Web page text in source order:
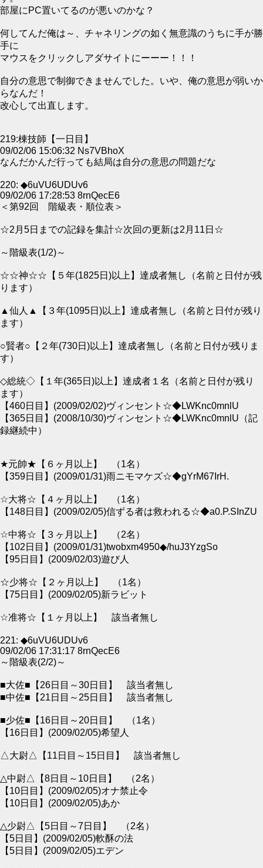
部屋にPC置いてるのが悪いのかな？
何してんだ俺は～、チャネリングの如く無意識のうちに手が勝
手に
マウスをクリックしアダサイトにーーー！！！
自分の意思で制御できませんでした。いや、俺の意思が弱いか
らなんだ！
改心して出直します。
219:棟技師【一日目】
09/02/06 15:06:32 Ns7VBhoX
なんだかんだ行っても結局は自分の意思の問題だな
220: ◆6uVU6UDUv6
09/02/06 17:28:53 8rnQecE6
＜第92回 階級表・順位表＞
☆2月5日までの記録を集計☆次回の更新は2月11日☆
～階級表(1/2)～
☆☆神☆☆【５年(1825日)以上】達成者無し（名前と日付が残
ります）
▲仙人▲【３年(1095日)以上】達成者無し（名前と日付が残り
ます）
○賢者○【２年(730日)以上】達成者無し（名前と日付が残りま
す）
◇総統◇【１年(365日)以上】達成者１名（名前と日付が残り
ます）
【460日目】(2009/02/02)ヴィンセント☆◆LWKnc0mnlU
【365日目】(2008/10/30)ヴィンセント☆◆LWKnc0mnlU（記
録継続中）
★元帥★【６ヶ月以上】 （1名）
【359日目】(2009/01/31)雨ニモマケズ☆◆gYrM67IrH.
☆大将☆【４ヶ月以上】 （1名）
【148日目】(2009/02/05)信ずる者は救われる☆◆a0.P.SInZU
☆中将☆【３ヶ月以上】 （2名）
【102日目】(2009/01/31)twobxm4950◆/huJ3YzgSo
【95日目】(2009/02/03)遊び人
☆少将☆【２ヶ月以上】 （1名）
【75日目】(2009/02/05)新ラビット
☆准将☆【１ヶ月以上】 該当者無し
221: ◆6uVU6UDUv6
09/02/06 17:31:17 8rnQecE6
～階級表(2/2)～
■大佐■【26日目～30日目】 該当者無し
■中佐■【21日目～25日目】 該当者無し
■少佐■【16日目～20日目】 （1名）
【16日目】(2009/02/05)希望人
△大尉△【11日目～15日目】 該当者無し
△中尉△【8日目～10日目】 （2名）
【10日目】(2009/02/05)オナ禁止令
【10日目】(2009/02/05)あか
△少尉△【5日目～7日目】 （2名）
【5日目】(2009/02/05)軟酥の法
【5日目】(2009/02/05)エデン